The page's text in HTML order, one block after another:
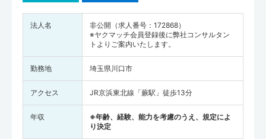
法人名
非公開（求人番号：172868）
※ヤクマッチ会員登録後に弊社コンサルタン
トよりご案内いたします。
勤務地 埼玉県川口市
アクセス JR京浜東北線「蕨駅」徒歩13分
年収
※年齢、経験、能力を考慮のうえ、規定によ
り決定